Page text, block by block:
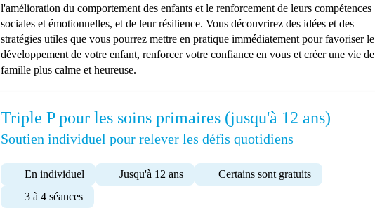
l'amélioration du comportement des enfants et le renforcement de leurs compétences
sociales et émotionnelles, et de leur résilience. Vous découvrirez des idées et des
stratégies utiles que vous pourrez mettre en pratique immédiatement pour favoriser le
développement de votre enfant, renforcer votre confiance en vous et créer une vie de
famille plus calme et heureuse.
Triple P pour les soins primaires (jusqu'à 12 ans)
Soutien individuel pour relever les défis quotidiens
En individuel Jusqu'à 12 ans
Certains sont gratuits
3 à 4 séances